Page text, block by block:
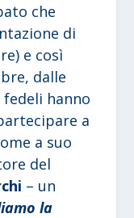
che
di
e così
dalle
fedeli hanno
a
a suo
del
– un
la